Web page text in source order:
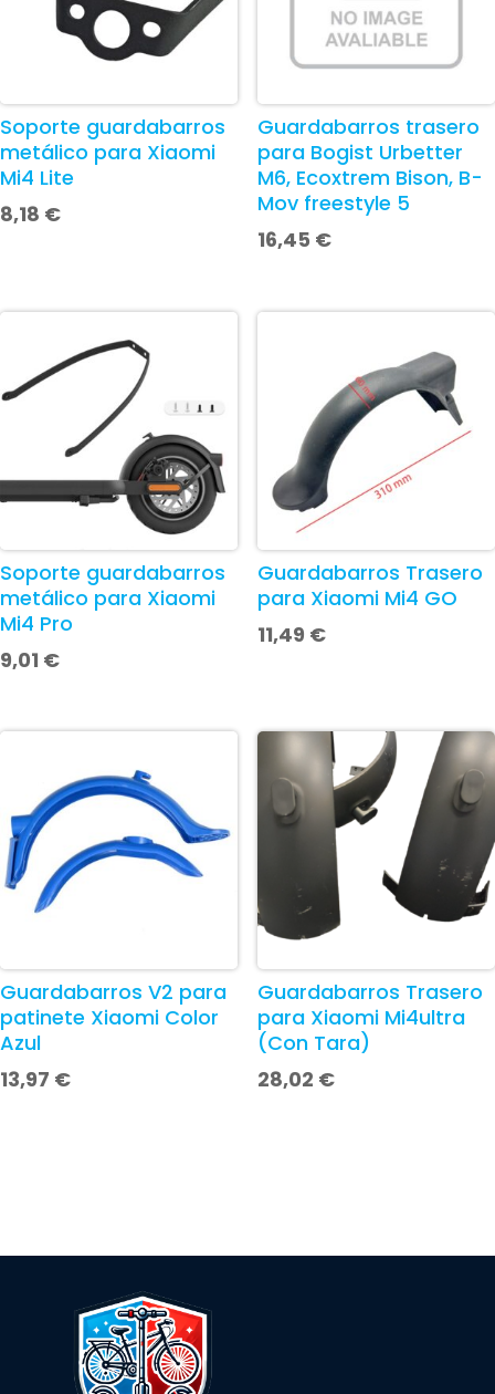
Soporte guardabarros
metálico para Xiaomi
Mi4 Lite
8,18 €
Guardabarros trasero
para Bogist Urbetter
M6, Ecoxtrem Bison, B-
Mov freestyle 5
16,45 €
Soporte guardabarros
metálico para Xiaomi
Mi4 Pro
9,01 €
Guardabarros Trasero
para Xiaomi Mi4 GO
11,49 €
Guardabarros V2 para
patinete Xiaomi Color
Azul
13,97 €
Guardabarros Trasero
para Xiaomi Mi4ultra
(Con Tara)
28,02 €